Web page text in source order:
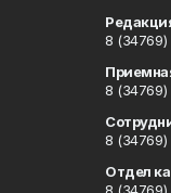
8 (34769)
8 (34769)
8 (34769)
Отдел